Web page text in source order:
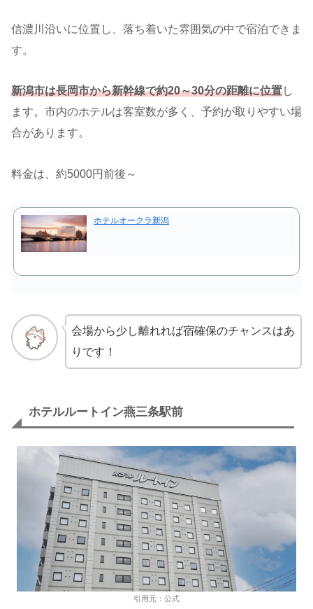
信濃川沿いに位置し、落ち着いた雰囲気の中で宿泊できま
す。
新潟市は長岡市から新幹線で約20～30分の距離に位置し
ます。市内のホテルは客室数が多く、予約が取りやすい場
合があります。
料金は、約5000円前後～
ホテルオークラ新潟
会場から少し離れれば宿確保のチャンスはあ
りです！
ホテルルートイン燕三条駅前
引用元：公式